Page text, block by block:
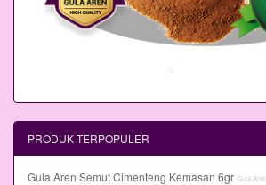
PRODUK TERPOPULER
Gula Aren Semut Cimenteng Kemasan 6gr Gula